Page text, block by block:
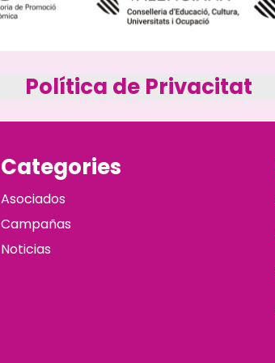
Política de Privacitat
Categories
Asociados
Campañas
Noticias